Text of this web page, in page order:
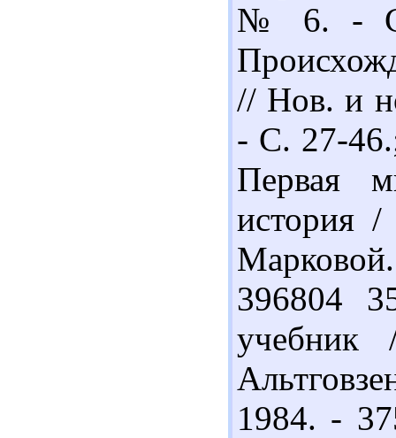
№ 6. - С.
// Нов. и
- С. 27-
Первая
история
396804
1984. -